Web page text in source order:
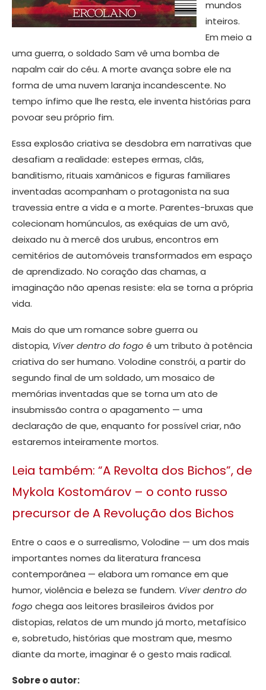
mundos
inteiros.
Em meio a
uma guerra, o soldado Sam vê uma bomba de
napalm cair do céu. A morte avança sobre ele na
forma de uma nuvem laranja incandescente. No
tempo ínfimo que lhe resta, ele inventa histórias para
povoar seu próprio fim.
Essa explosão criativa se desdobra em narrativas que
desafiam a realidade: estepes ermas, clãs,
banditismo, rituais xamânicos e figuras familiares
inventadas acompanham o protagonista na sua
travessia entre a vida e a morte. Parentes-bruxas que
colecionam homúnculos, as exéquias de um avô,
deixado nu à mercê dos urubus, encontros em
cemitérios de automóveis transformados em espaço
de aprendizado. No coração das chamas, a
imaginação não apenas resiste: ela se torna a própria
vida.
Mais do que um romance sobre guerra ou
distopia, Viver dentro do fogo é um tributo à potência
criativa do ser humano. Volodine constrói, a partir do
segundo final de um soldado, um mosaico de
memórias inventadas que se torna um ato de
insubmissão contra o apagamento — uma
declaração de que, enquanto for possível criar, não
estaremos inteiramente mortos.
Leia também: “A Revolta dos Bichos”, de
Mykola Kostomárov – o conto russo
precursor de A Revolução dos Bichos
Entre o caos e o surrealismo, Volodine — um dos mais
importantes nomes da literatura francesa
contemporânea — elabora um romance em que
humor, violência e beleza se fundem. Viver dentro do
fogo chega aos leitores brasileiros ávidos por
distopias, relatos de um mundo já morto, metafísico
e, sobretudo, histórias que mostram que, mesmo
diante da morte, imaginar é o gesto mais radical.
Sobre o autor: